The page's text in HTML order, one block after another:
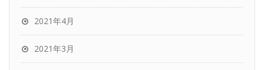
2021年4月
2021年3月